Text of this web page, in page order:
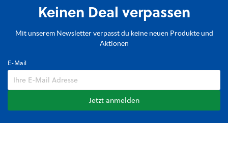
Keinen Deal verpassen
Mit unserem Newsletter verpasst du keine neuen Produkte und
Aktionen
E-Mail
Jetzt anmelden